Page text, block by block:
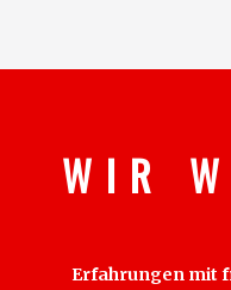
W I R W
Erfahrungen mit